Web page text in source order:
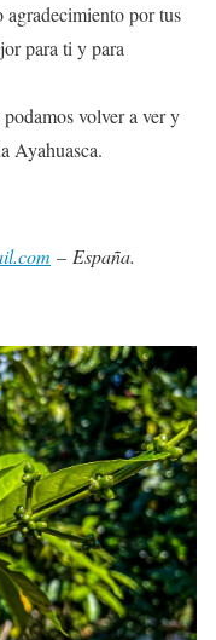
agradecimiento por tus
para ti y para
volver a ver y
Ayahuasca.
– España.